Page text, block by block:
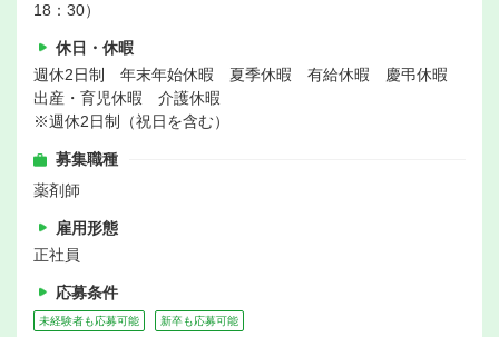
18：30）
休日・休暇
週休2日制 年末年始休暇 夏季休暇 有給休暇 慶弔休暇
出産・育児休暇 介護休暇
※週休2日制（祝日を含む）
募集職種
薬剤師
雇用形態
正社員
応募条件
未経験者も応募可能 新卒も応募可能